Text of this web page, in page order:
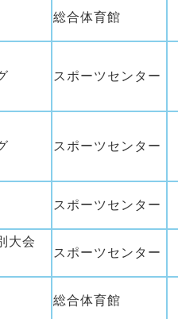
総合体育館
スポーツセンター
スポーツセンター
スポーツセンター
大会
スポーツセンター
総合体育館